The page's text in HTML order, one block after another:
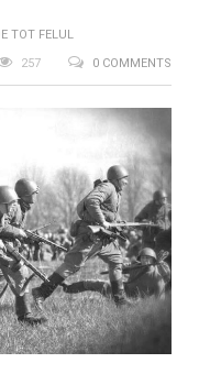
TOT FELUL
0 COMMENTS
257